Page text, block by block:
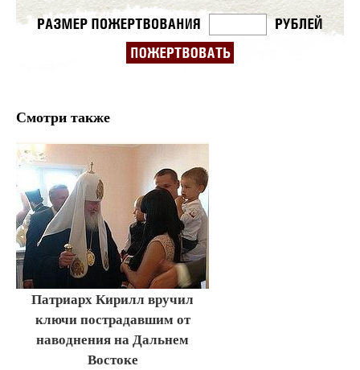
Смотри также
Патриарх Кирилл вручил
ключи пострадавшим от
наводнения на Дальнем
Востоке